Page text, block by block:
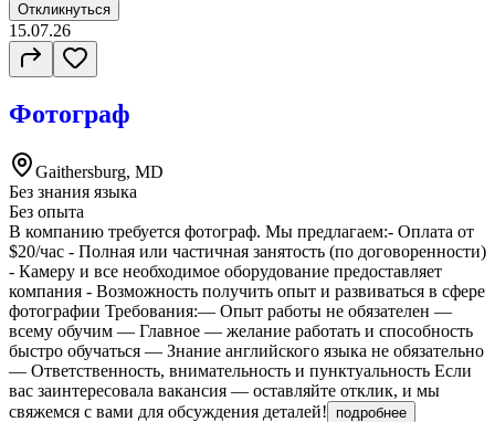
Откликнуться
15.07.26
Фотограф
Gaithersburg, MD
Без знания языка
Без опыта
В компанию требуется фотограф. Мы предлагаем:- Оплата от
$20/час - Полная или частичная занятость (по договоренности)
- Камеру и все необходимое оборудование предоставляет
компания - Возможность получить опыт и развиваться в сфере
фотографии Требования:— Опыт работы не обязателен —
всему обучим — Главное — желание работать и способность
быстро обучаться — Знание английского языка не обязательно
— Ответственность, внимательность и пунктуальность Если
вас заинтересовала вакансия — оставляйте отклик, и мы
свяжемся с вами для обсуждения деталей!
подробнее